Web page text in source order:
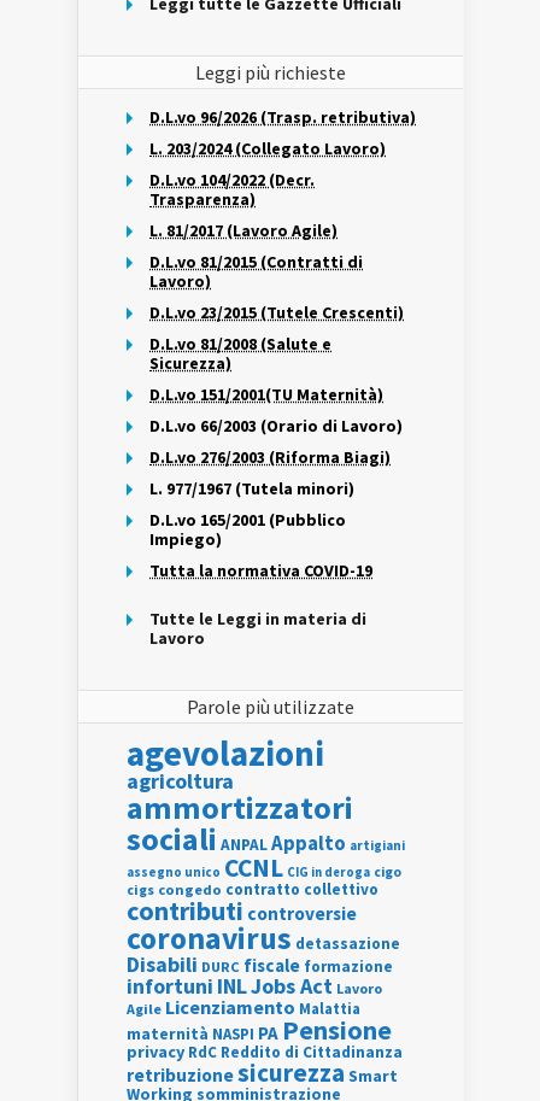
Leggi più richieste
D.L.vo 96/2026 (Trasp. retributiva)
L. 203/2024 (Collegato Lavoro)
D.L.vo 104/2022 (Decr.
Trasparenza)
L. 81/2017 (Lavoro Agile)
D.L.vo 81/2015 (Contratti di
Lavoro)
D.L.vo 23/2015 (Tutele Crescenti)
D.L.vo 81/2008 (Salute e
Sicurezza)
D.L.vo 151/2001(TU Maternità)
D.L.vo 66/2003 (Orario di Lavoro)
D.L.vo 276/2003 (Riforma Biagi)
L. 977/1967 (Tutela minori)
D.L.vo 165/2001 (Pubblico
Impiego)
Tutta la normativa COVID-19
Tutte le Leggi in materia di
Lavoro
Parole più utilizzate
agevolazioni
agricoltura
ammortizzatori
sociali ANPALAppalto artigiani
assegno unico CCNL CIG in deroga cigo
cigs congedo contratto collettivo
contributi controversie
coronavirus detassazione
Disabili DURC fiscale formazione
infortuni INLJobs Act Lavoro
Agile Licenziamento Malattia
maternità NASPI PA Pensione
privacy RdC Reddito di Cittadinanza
retribuzionesicurezza Smart
Working somministrazione